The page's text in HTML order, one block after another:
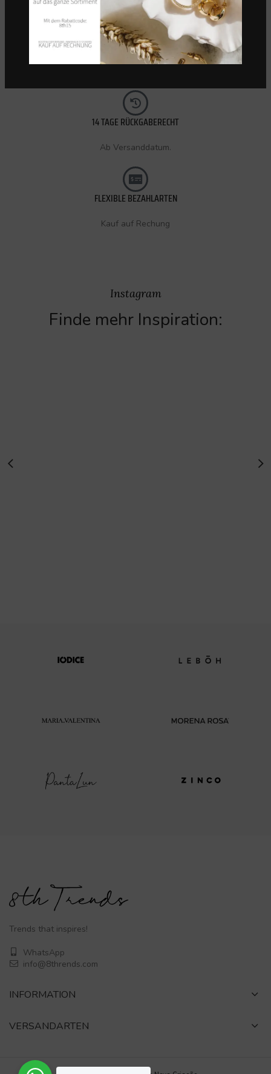
KOSTENLOSER VERSAND (CH)
14 TAGE RÜCKGABERECHT
Ab Versanddatum.
FLEXIBLE BEZAHLARTEN
Kauf auf Rechung
Instagram
Finde mehr Inspiration:
Trends that inspires!
WhatsApp
info@8thrends.com
INFORMATION
VERSANDARTEN